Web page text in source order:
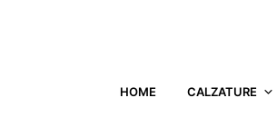
HOME CALZATURE